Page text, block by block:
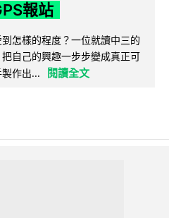
報站
怎樣的程度？一位就讀中三的
自己的興趣一步步變成真正可
作出...
閱讀全文